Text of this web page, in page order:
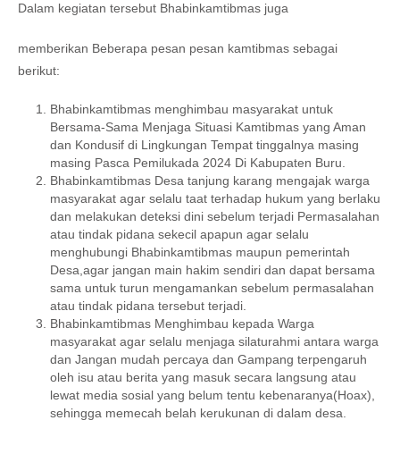
Dalam kegiatan tersebut Bhabinkamtibmas juga
memberikan Beberapa pesan pesan kamtibmas sebagai
berikut:
Bhabinkamtibmas menghimbau masyarakat untuk
Bersama-Sama Menjaga Situasi Kamtibmas yang Aman
dan Kondusif di Lingkungan Tempat tinggalnya masing
masing Pasca Pemilukada 2024 Di Kabupaten Buru.
Bhabinkamtibmas Desa tanjung karang mengajak warga
masyarakat agar selalu taat terhadap hukum yang berlaku
dan melakukan deteksi dini sebelum terjadi Permasalahan
atau tindak pidana sekecil apapun agar selalu
menghubungi Bhabinkamtibmas maupun pemerintah
Desa,agar jangan main hakim sendiri dan dapat bersama
sama untuk turun mengamankan sebelum permasalahan
atau tindak pidana tersebut terjadi.
Bhabinkamtibmas Menghimbau kepada Warga
masyarakat agar selalu menjaga silaturahmi antara warga
dan Jangan mudah percaya dan Gampang terpengaruh
oleh isu atau berita yang masuk secara langsung atau
lewat media sosial yang belum tentu kebenaranya(Hoax),
sehingga memecah belah kerukunan di dalam desa.